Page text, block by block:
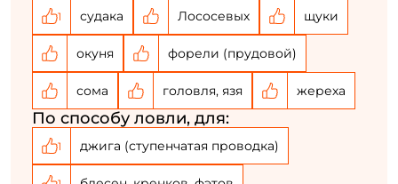
1 судака Лососевых щуки
окуня форели (прудовой)
сома головля, язя жереха
По способу ловли, для:
1 джига (ступенчатая проводка)
У меня уже есть аккаунт